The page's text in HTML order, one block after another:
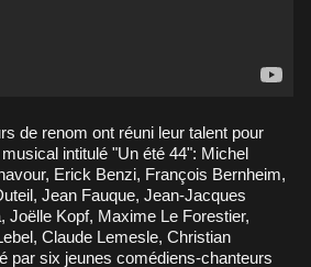
intitulé "Un été 44": Michel
Erick Benzi, François Bernheim,
Jean Fauque, Jean-Jacques
Joëlle Kopf, Maxime Le Forestier,
Claude Lemesle, Christian
par six jeunes comédiens-chanteurs